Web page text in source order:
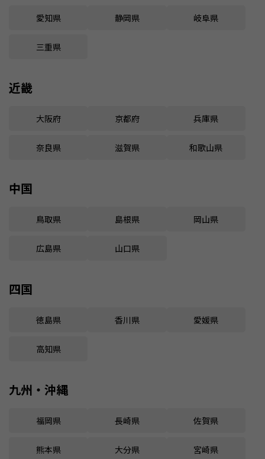
愛知県 静岡県 岐阜県
三重県
近畿
大阪府 京都府 兵庫県
奈良県 滋賀県 和歌山県
中国
鳥取県 島根県 岡山県
広島県 山口県
四国
徳島県 香川県 愛媛県
高知県
九州・沖縄
福岡県 長崎県 佐賀県
熊本県 大分県 宮崎県